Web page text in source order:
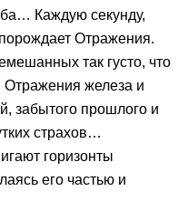
Каждую секунду,
Отражения.
так густо, что
Отражения железа и
забытого прошлого и
страхов…
горизонты
его частью и